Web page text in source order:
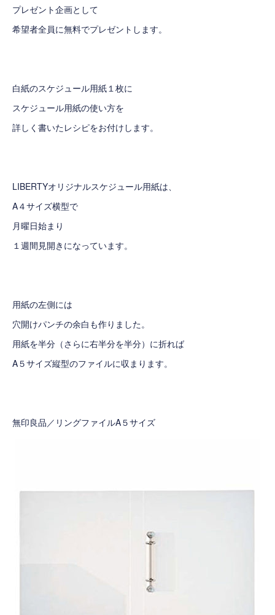
プレゼント企画として
希望者全員に無料でプレゼントします。
白紙のスケジュール用紙１枚に
スケジュール用紙の使い方を
詳しく書いたレシピをお付けします。
LIBERTYオリジナルスケジュール用紙は、
A４サイズ横型で
月曜日始まり
１週間見開きになっています。
用紙の左側には
穴開けパンチの余白も作りました。
用紙を半分（さらに右半分を半分）に折れば
A５サイズ縦型のファイルに収まります。
無印良品／リングファイルA５サイズ